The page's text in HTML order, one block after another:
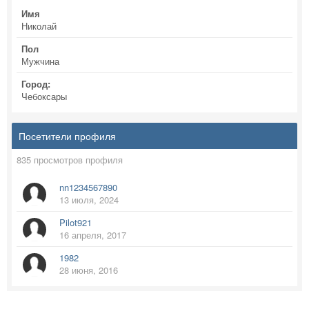
Имя
Николай
Пол
Мужчина
Город:
Чебоксары
Посетители профиля
835 просмотров профиля
nn1234567890
13 июля, 2024
Pilot921
16 апреля, 2017
1982
28 июня, 2016